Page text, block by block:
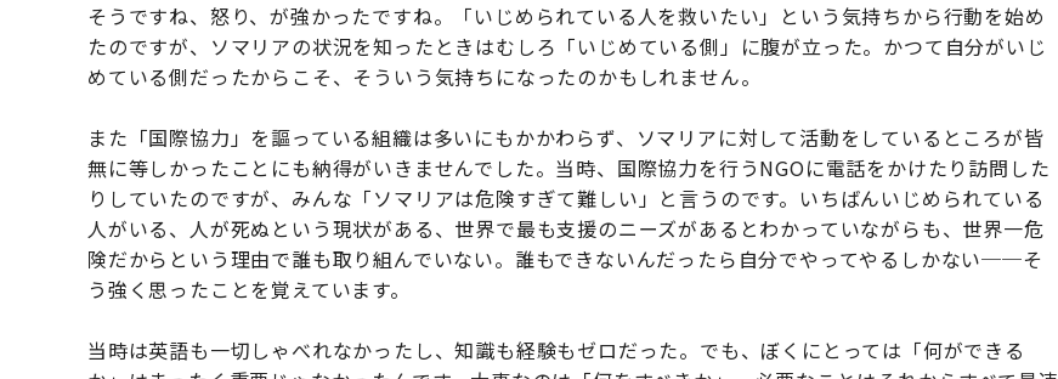
そうですね、怒り、が強かったですね。「いじめられている人を救いたい」という気持ちから行動を始め
たのですが、ソマリアの状況を知ったときはむしろ「いじめている側」に腹が立った。かつて自分がいじ
めている側だったからこそ、そういう気持ちになったのかもしれません。
また「国際協力」を謳っている組織は多いにもかかわらず、ソマリアに対して活動をしているところが皆
無に等しかったことにも納得がいきませんでした。当時、国際協力を行うNGOに電話をかけたり訪問した
りしていたのですが、みんな「ソマリアは危険すぎて難しい」と言うのです。いちばんいじめられている
人がいる、人が死ぬという現状がある、世界で最も支援のニーズがあるとわかっていながらも、世界一危
険だからという理由で誰も取り組んでいない。誰もできないんだったら自分でやってやるしかない──そ
う強く思ったことを覚えています。
当時は英語も一切しゃべれなかったし、知識も経験もゼロだった。でも、ぼくにとっては「何ができる